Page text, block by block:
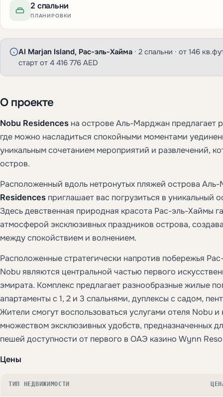
2 спальни
ПЛАНИРОВКИ
Al Marjan Island, Рас-эль-Хайма · 2 спальни · от 146
старт от 4 416 776 AED
О проекте
Nobu Residences на острове Аль-Марджан предлагает
где можно насладиться спокойными моментами
уникальным сочетанием мероприятий и развлечений,
остров.
Расположенный вдоль нетронутых пляжей острова
Residences приглашает вас погрузиться в уникальный
Здесь девственная природная красота Рас-эль-Хаймы
атмосферой эксклюзивных праздников острова,
между спокойствием и волнением.
Расположенные стратегически напротив побережья
Nobu являются центральной частью первого
эмирата. Комплекс предлагает разнообразные жилые
апартаменты с 1, 2 и 3 спальнями, дуплексы с садом,
Жители смогут воспользоваться услугами отеля Nobu и
множеством эксклюзивных удобств, предназначенных
пешей доступности от первого в ОАЭ казино Wynn
Цены
ТИП НЕДВИЖИМОСТИ